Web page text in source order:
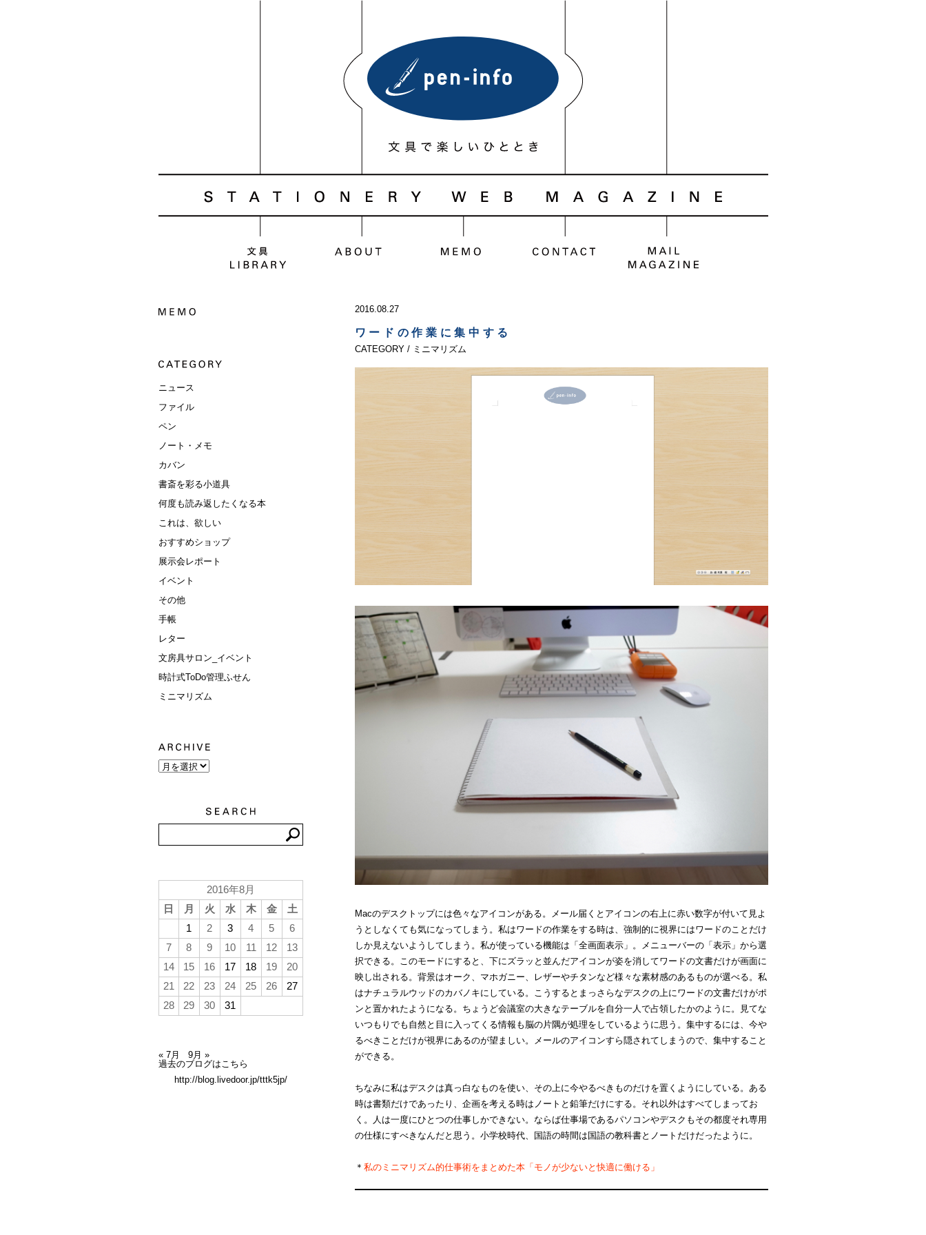
2016.08.27
ワードの作業に集中する
CATEGORY / ミニマリズム
Macのデスクトップには色々なアイコンがある。メール届くとアイコンの右上に赤い数字が付いて見よ
うとしなくても気になってしまう。私はワードの作業をする時は、強制的に視界にはワードのことだけ
しか見えないようしてしまう。私が使っている機能は「全画面表示」。メニューバーの「表示」から選
択できる。このモードにすると、下にズラッと並んだアイコンが姿を消してワードの文書だけが画面に
映し出される。背景はオーク、マホガニー、レザーやチタンなど様々な素材感のあるものが選べる。私
はナチュラルウッドのカバノキにしている。こうするとまっさらなデスクの上にワードの文書だけがポ
ンと置かれたようになる。ちょうど会議室の大きなテーブルを自分一人で占領したかのように。見てな
いつもりでも自然と目に入ってくる情報も脳の片隅が処理をしているように思う。集中するには、今や
るべきことだけが視界にあるのが望ましい。メールのアイコンすら隠されてしまうので、集中すること
ができる。
ちなみに私はデスクは真っ白なものを使い、その上に今やるべきものだけを置くようにしている。ある
時は書類だけであったり、企画を考える時はノートと鉛筆だけにする。それ以外はすべてしまってお
く。人は一度にひとつの仕事しかできない。ならば仕事場であるパソコンやデスクもその都度それ専用
の仕様にすべきなんだと思う。小学校時代、国語の時間は国語の教科書とノートだけだったように。
＊ 私のミニマリズム的仕事術をまとめた本「モノが少ないと快適に働ける」
ニュース
ファイル
ペン
ノート・メモ
カバン
書斎を彩る小道具
何度も読み返したくなる本
これは、欲しい
おすすめショップ
展示会レポート
イベント
その他
手帳
レター
文房具サロン_イベント
時計式ToDo管理ふせん
ミニマリズム
2016年8月
日
月 火 水 木 金
土
1
2 3 4 5
6
7
8 9 10 11 12
13
14
15 16 17 18 19
20
21
22 23 24 25 26
27
28
29 30 31
« 7月
9月 »
過去のブログはこちら
http://blog.livedoor.jp/tttk5jp/